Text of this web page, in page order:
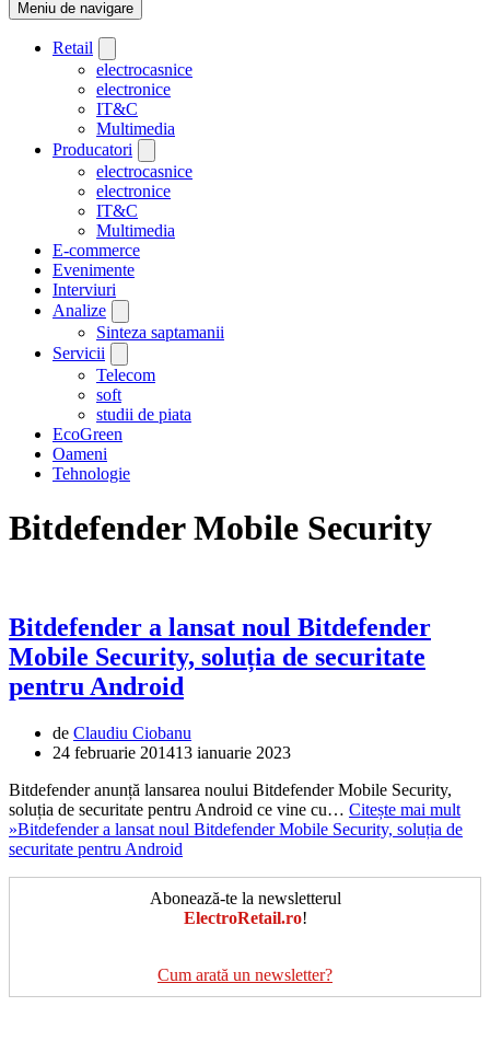
Meniu de navigare
Retail
electrocasnice
electronice
IT&C
Multimedia
Producatori
electrocasnice
electronice
IT&C
Multimedia
E-commerce
Evenimente
Interviuri
Analize
Sinteza saptamanii
Servicii
Telecom
soft
studii de piata
EcoGreen
Oameni
Tehnologie
Bitdefender Mobile Security
Bitdefender a lansat noul Bitdefender
Mobile Security, soluția de securitate
pentru Android
de Claudiu Ciobanu
24 februarie 201413 ianuarie 2023
Bitdefender anunță lansarea noului Bitdefender Mobile Security,
soluția de securitate pentru Android ce vine cu… Citește mai mult
»Bitdefender a lansat noul Bitdefender Mobile Security, soluția de
securitate pentru Android
Abonează-te la newsletterul
ElectroRetail.ro!
Cum arată un newsletter?